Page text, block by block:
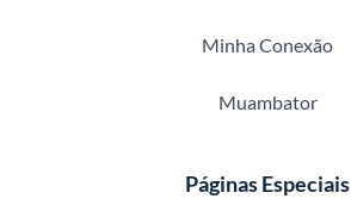
Minha Conexão
Muambator
Páginas Especiais